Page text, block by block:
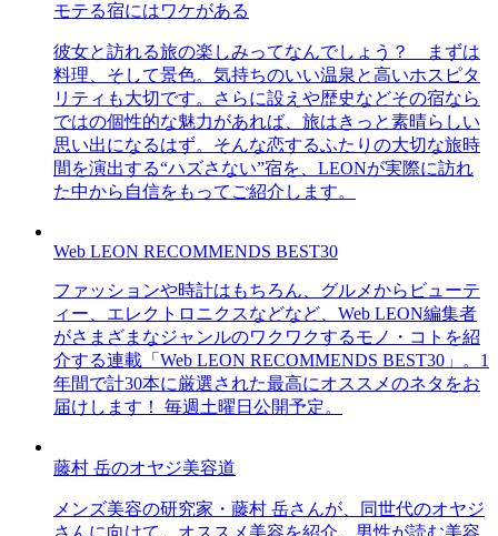
モテる宿にはワケがある
彼女と訪れる旅の楽しみってなんでしょう？ まずは
料理、そして景色。気持ちのいい温泉と高いホスピタ
リティも大切です。さらに設えや歴史などその宿なら
ではの個性的な魅力があれば、旅はきっと素晴らしい
思い出になるはず。そんな恋するふたりの大切な旅時
間を演出する“ハズさない”宿を、LEONが実際に訪れ
た中から自信をもってご紹介します。
Web LEON RECOMMENDS BEST30
ファッションや時計はもちろん、グルメからビューテ
ィー、エレクトロニクスなどなど、Web LEON編集者
がさまざまなジャンルのワクワクするモノ・コトを紹
介する連載「Web LEON RECOMMENDS BEST30」。1
年間で計30本に厳選された最高にオススメのネタをお
届けします！ 毎週土曜日公開予定。
藤村 岳のオヤジ美容道
メンズ美容の研究家・藤村 岳さんが、同世代のオヤジ